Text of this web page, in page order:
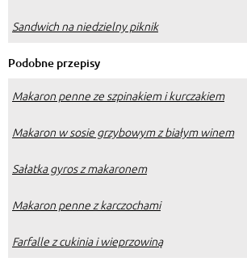
Sandwich na niedzielny piknik
Podobne przepisy
Makaron penne ze szpinakiem i kurczakiem
Makaron w sosie grzybowym z białym winem
Sałatka gyros z makaronem
Makaron penne z karczochami
Farfalle z cukinia i wieprzowiną